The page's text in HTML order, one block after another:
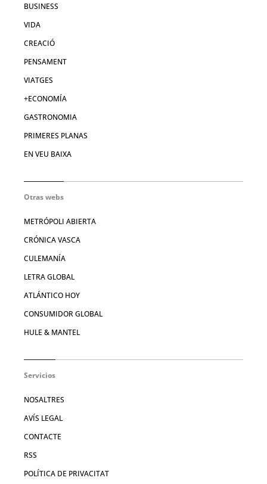
BUSINESS
VIDA
CREACIÓ
PENSAMENT
VIATGES
+ECONOMÍA
GASTRONOMIA
PRIMERES PLANAS
EN VEU BAIXA
Otras webs
METRÓPOLI ABIERTA
CRÓNICA VASCA
CULEMANÍA
LETRA GLOBAL
ATLÁNTICO HOY
CONSUMIDOR GLOBAL
HULE & MANTEL
Servicios
NOSALTRES
AVÍS LEGAL
CONTACTE
RSS
POLÍTICA DE PRIVACITAT